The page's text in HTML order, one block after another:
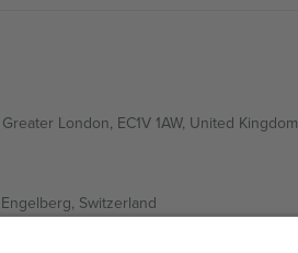
London, EC1V 1AW, United Kingdom
Switzerland